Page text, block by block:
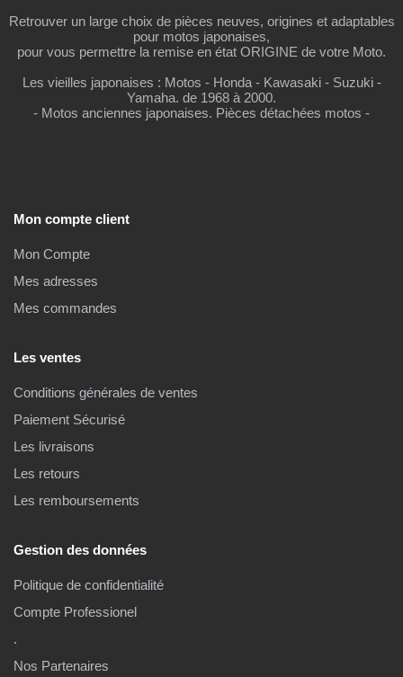
Retrouver un large choix de pièces neuves, origines et adaptables
pour motos japonaises,
pour vous permettre la remise en état ORIGINE de votre Moto.
Les vieilles japonaises : Motos - Honda - Kawasaki - Suzuki -
Yamaha. de 1968 à 2000.
- Motos anciennes japonaises. Pièces détachées motos -
Mon compte client
Mon Compte
Mes adresses
Mes commandes
Les ventes
Conditions générales de ventes
Paiement Sécurisé
Les livraisons
Les retours
Les remboursements
Gestion des données
Politique de confidentialité
Compte Professionel
.
Nos Partenaires